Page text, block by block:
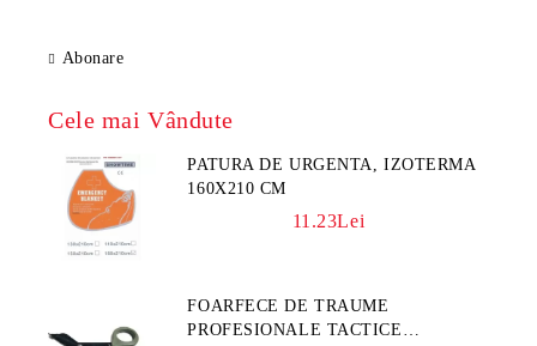
Abonare
Cele mai Vândute
PATURA DE URGENTA, IZOTERMA
160X210 CM
11.23Lei
FOARFECE DE TRAUME
PROFESIONALE TACTICE